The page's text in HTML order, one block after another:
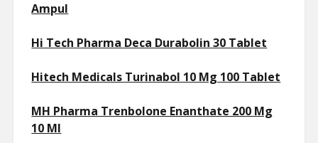
Ampul
Hi Tech Pharma Deca Durabolin 30 Tablet
Hitech Medicals Turinabol 10 Mg 100 Tablet
MH Pharma Trenbolone Enanthate 200 Mg
10 Ml